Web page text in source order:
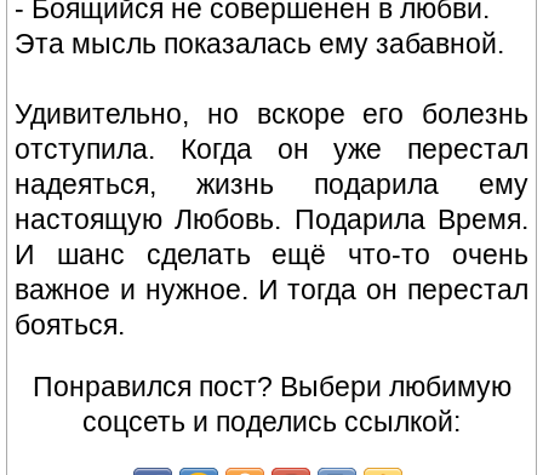
- Боящийся не совершенен в любви.
Эта мысль показалась ему забавной.
Удивительно, но вскоре его болезнь
отступила. Когда он уже перестал
надеяться, жизнь подарила ему
настоящую Любовь. Подарила Время.
И шанс сделать ещё что-то очень
важное и нужное. И тогда он перестал
бояться.
Понравился пост? Выбери любимую
соцсеть и поделись ссылкой: